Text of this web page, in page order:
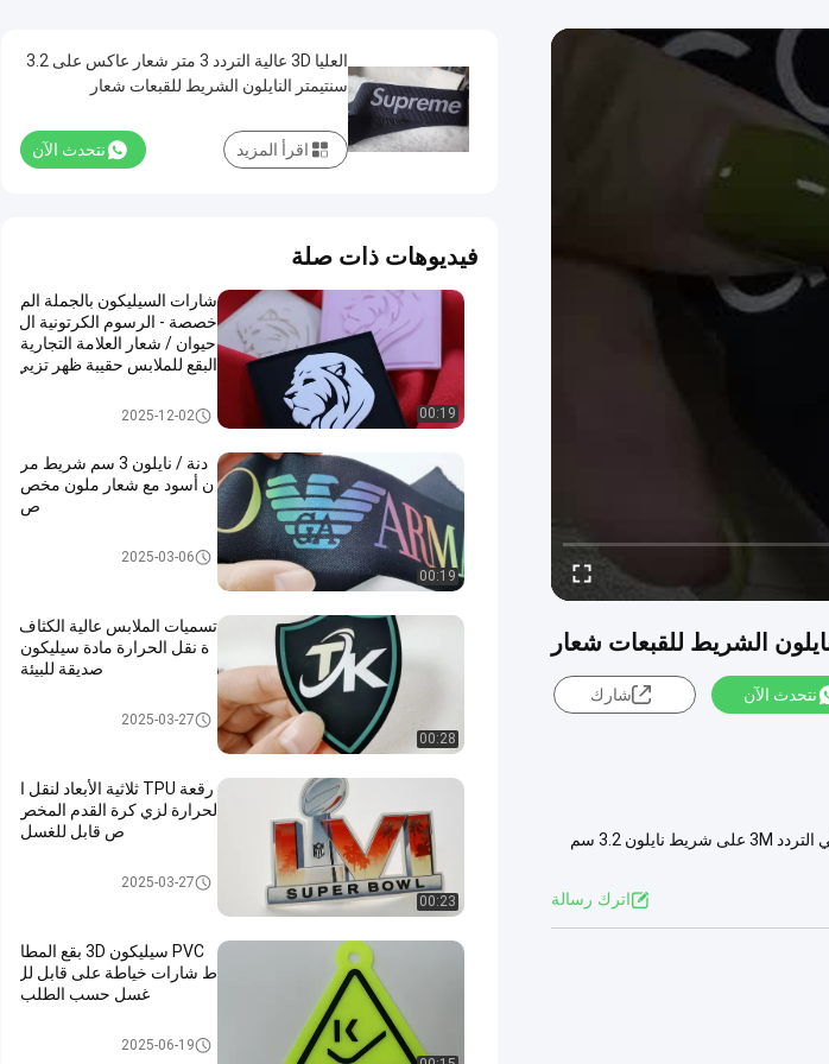
نتحدث الآن شارك
شعار عاكس ثلاثي الأبعاد عالي التردد 3M على شريط نايلون 3.2 سم لشعار القبعات شعار عاكس ثلاثي الأبعاد عالي التردد 3M على شريط نايلون 3.2 سم
اترك رسالة
العليا 3D عالية التردد 3 متر شعار عاكس على 3.2
سنتيمتر النايلون الشريط للقبعات شعار
نتحدث الآن اقرأ المزيد
فيديوهات ذات صلة
00:19
شارات السيليكون بالجملة الم
خصصة - الرسوم الكرتونية ال
حيوان / شعار العلامة التجارية
البقع للملابس حقيبة ظهر تزيي
ملصقات مطاط السيليكون
2025-12-02
00:19
دنة / نايلون 3 سم شريط مر
ن أسود مع شعار ملون مخص
ص
2025-03-06
00:28
تسميات الملابس عالية الكثاف
ة نقل الحرارة مادة سيليكون
صديقة للبيئة
نقل الحرارة تسميات الملابس
2025-03-27
00:23
رقعة TPU ثلاثية الأبعاد لنقل ا
لحرارة لزي كرة القدم المخص
ص قابل للغسل
مخصص الملابس الرقع2025-03-27
PVC سيليكون 3D بقع المطا
ط شارات خياطة على قابل لل
غسل حسب الطلب
ملصقات مطاط السيليكون
2025-06-19